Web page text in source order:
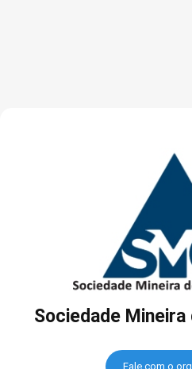
Sociedade
Fale com o